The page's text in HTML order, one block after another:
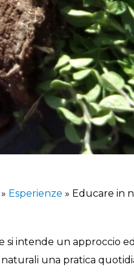
» Esperienze » Educare in
si intende un approccio
una pratica